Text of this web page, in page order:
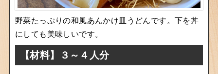
野菜たっぷりの和風あんかけ皿うどんです。下を丼
にしても美味しいです。
【材料】３～４人分